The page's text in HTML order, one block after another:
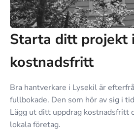
Starta ditt projekt
kostnadsfritt
Bra hantverkare i Lysekil är
fullbokade. Den som hör av sig i
Lägg ut ditt uppdrag kostnadsfritt
lokala företag.